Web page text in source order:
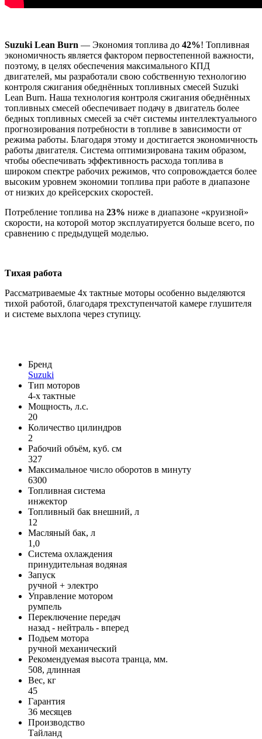
Suzuki Lean Burn — Экономия топлива до 42%! Топливная
экономичность является фактором первостепенной важности,
поэтому, в целях обеспечения максимального КПД
двигателей, мы разработали свою собственную технологию
контроля сжигания обеднённых топливных смесей Suzuki
Lean Burn. Наша технология контроля сжигания обеднённых
топливных смесей обеспечивает подачу в двигатель более
бедных топливных смесей за счёт системы интеллектуального
прогнозирования потребности в топливе в зависимости от
режима работы. Благодаря этому и достигается экономичность
работы двигателя. Система оптимизирована таким образом,
чтобы обеспечивать эффективность расхода топлива в
широком спектре рабочих режимов, что сопровождается более
высоким уровнем экономии топлива при работе в диапазоне
от низких до крейсерских скоростей.
Потребление топлива на 23% ниже в диапазоне «круизной»
скорости, на которой мотор эксплуатируется больше всего, по
сравнению с предыдущей моделью.
Тихая работа
Рассматриваемые 4х тактные моторы особенно выделяются
тихой работой, благодаря трехступенчатой камере глушителя
и системе выхлопа через ступицу.
Бренд
Suzuki
Тип моторов
4-х тактные
Мощность, л.с.
20
Количество цилиндров
2
Рабочий объём, куб. см
327
Максимальное число оборотов в минуту
6300
Топливная система
инжектор
Топливный бак внешний, л
12
Масляный бак, л
1,0
Система охлаждения
принудительная водяная
Запуск
ручной + электро
Управление мотором
румпель
Переключение передач
назад - нейтраль - вперед
Подьем мотора
ручной механический
Рекомендуемая высота транца, мм.
508, длинная
Вес, кг
45
Гарантия
36 месяцев
Производство
Тайланд